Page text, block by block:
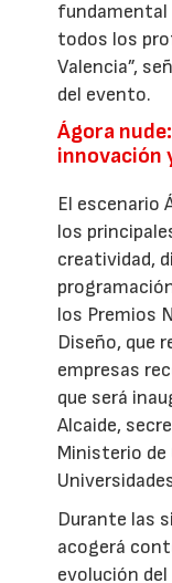
fundamental
todos los
Valencia”,
del evento.
Ágora
innovación
El escenario
los
creatividad,
los Premios
Diseño, que
empresas
que será
Alcaide,
Ministerio de
Durante las
acogerá
evolución